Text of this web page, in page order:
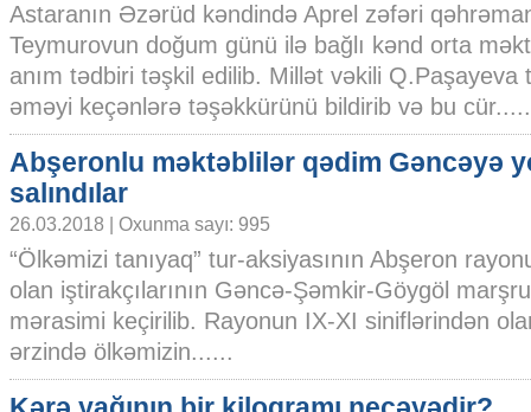
Astaranın Əzərüd kəndində Aprel zəfəri
Teymurovun doğum günü ilə bağlı kənd orta
anım tədbiri təşkil edilib. Millət vəkili Q.Paşayeva
əməyi keçənlərə təşəkkürünü bildirib və bu
Abşeronlu məktəblilər qədim Gəncəyə
salındılar
26.03.2018 | Oxunma sayı: 995
“Ölkəmizi tanıyaq” tur-aksiyasının Abşeron
olan iştirakçılarının Gəncə-Şəmkir-Göygöl
mərasimi keçirilib. Rayonun IX-XI siniflərindən
ərzində ölkəmizin......